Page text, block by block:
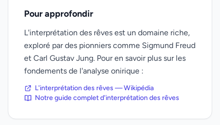
Pour approfondir
L'interprétation des rêves est un domaine riche,
exploré par des pionniers comme Sigmund Freud
et Carl Gustav Jung. Pour en savoir plus sur les
fondements de l'analyse onirique :
L'interprétation des rêves — Wikipédia
Notre guide complet d'interprétation des rêves